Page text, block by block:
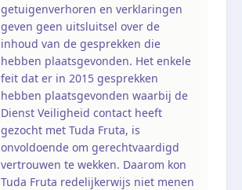
getuigenverhoren en verklaringen
geven geen uitsluitsel over de
inhoud van de gesprekken die
hebben plaatsgevonden. Het enkele
feit dat er in 2015 gesprekken
hebben plaatsgevonden waarbij de
Dienst Veiligheid contact heeft
gezocht met Tuda Fruta, is
onvoldoende om gerechtvaardigd
vertrouwen te wekken. Daarom kon
Tuda Fruta redelijkerwijs niet menen